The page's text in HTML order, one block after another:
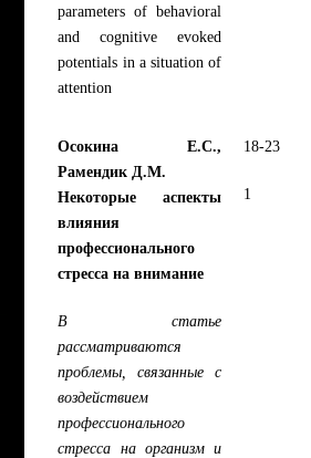
parameters of behavioral
and cognitive evoked
potentials in a situation of
attention
Осокина Е.С.,
Рамендик Д.М.
Некоторые аспекты
влияния
профессионального
стресса на внимание
В статье
рассматриваются
проблемы, связанные с
воздействием
профессионального
стресса на организм и
18-23
1